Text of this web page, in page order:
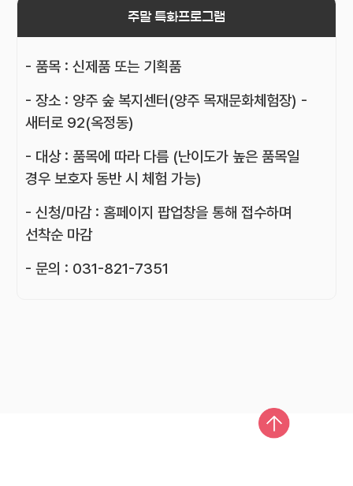
주말 특화프로그램
- 품목 : 신제품 또는 기획품
- 장소 : 양주 숲 복지센터(양주 목재문화체험장) -
새터로 92(옥정동)
- 대상 : 품목에 따라 다름 (난이도가 높은 품목일
경우 보호자 동반 시 체험 가능)
- 신청/마감 : 홈페이지 팝업창을 통해 접수하며
선착순 마감
- 문의 : 031-821-7351